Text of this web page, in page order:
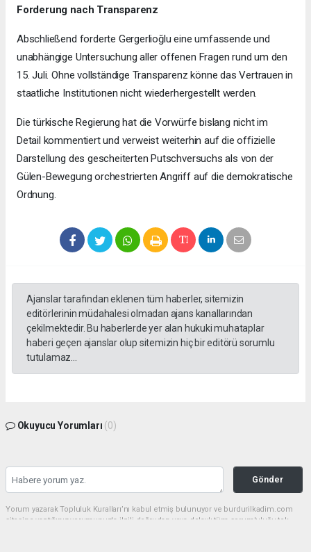
Forderung nach Transparenz
Abschließend forderte Gergerlioğlu eine umfassende und
unabhängige Untersuchung aller offenen Fragen rund um den
15. Juli. Ohne vollständige Transparenz könne das Vertrauen in
staatliche Institutionen nicht wiederhergestellt werden.
Die türkische Regierung hat die Vorwürfe bislang nicht im
Detail kommentiert und verweist weiterhin auf die offizielle
Darstellung des gescheiterten Putschversuchs als von der
Gülen-Bewegung orchestrierten Angriff auf die demokratische
Ordnung.
Ajanslar tarafından eklenen tüm haberler, sitemizin
editörlerinin müdahalesi olmadan ajans kanallarından
çekilmektedir. Bu haberlerde yer alan hukuki muhataplar
haberi geçen ajanslar olup sitemizin hiç bir editörü sorumlu
tutulamaz...
Okuyucu Yorumları (0)
Gönder
Yorum yazarak Topluluk Kuralları’nı kabul etmiş bulunuyor ve burdurilkadim.com
sitesine yaptığınız yorumunuzla ilgili doğrudan veya dolaylı tüm sorumluluğu tek